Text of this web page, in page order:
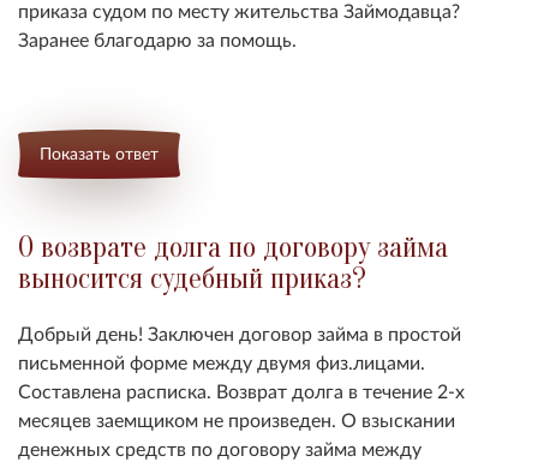
приказа судом по месту жительства Займодавца?
Заранее благодарю за помощь.
Показать ответ
О возврате долга по договору займа
выносится судебный приказ?
Добрый день! Заключен договор займа в простой
письменной форме между двумя физ.лицами.
Составлена расписка. Возврат долга в течение 2-х
месяцев заемщиком не произведен. О взыскании
денежных средств по договору займа между